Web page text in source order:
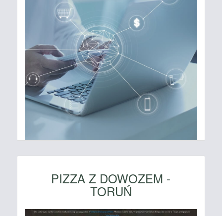
PIZZA Z DOWOZEM -
TORUŃ